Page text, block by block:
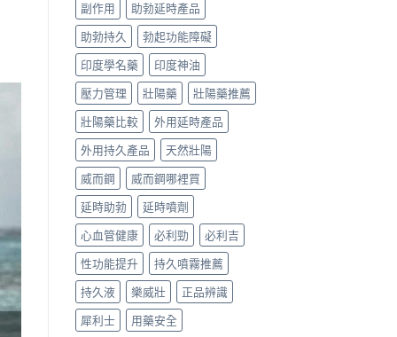
副作用
助勃延時產品
助勃持久
勃起功能障礙
印度學名藥
印度神油
壓力管理
壯陽藥
壯陽藥推薦
壯陽藥比較
外用延時產品
外用持久產品
天然壯陽
威而鋼
威而鋼哪裡買
延時助勃
延時噴劑
心血管健康
必利勁
必利吉
性功能提升
持久噴霧推薦
持久液
樂威壯
正品辨識
犀利士
用藥安全